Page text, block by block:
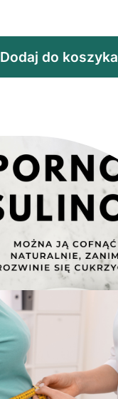
Dodaj do koszyka